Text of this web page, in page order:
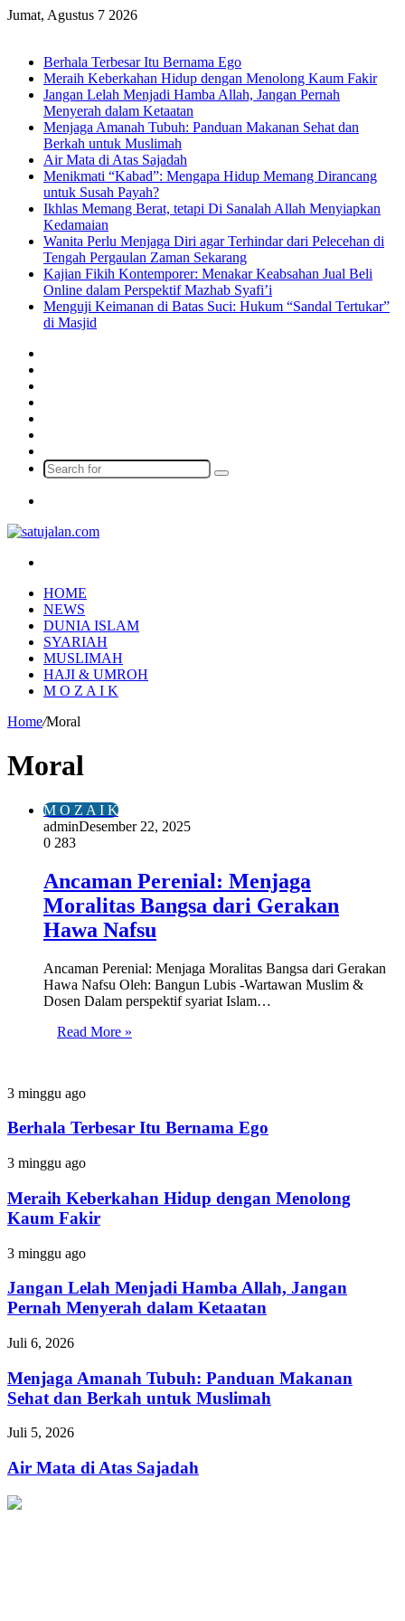
Jumat, Agustus 7 2026
Berhala Terbesar Itu Bernama Ego
Meraih Keberkahan Hidup dengan Menolong Kaum Fakir
Jangan Lelah Menjadi Hamba Allah, Jangan Pernah
Menyerah dalam Ketaatan
Menjaga Amanah Tubuh: Panduan Makanan Sehat dan
Berkah untuk Muslimah
Air Mata di Atas Sajadah
Menikmati “Kabad”: Mengapa Hidup Memang Dirancang
untuk Susah Payah?
Ikhlas Memang Berat, tetapi Di Sanalah Allah Menyiapkan
Kedamaian
Wanita Perlu Menjaga Diri agar Terhindar dari Pelecehan di
Tengah Pergaulan Zaman Sekarang
Kajian Fikih Kontemporer: Menakar Keabsahan Jual Beli
Online dalam Perspektif Mazhab Syafi’i
Menguji Keimanan di Batas Suci: Hukum “Sandal Tertukar”
di Masjid
Search
HOME
NEWS
DUNIA ISLAM
SYARIAH
MUSLIMAH
HAJI & UMROH
M O Z A I K
Home/Moral
Moral
M O Z A I K
adminDesember 22, 2025
0 283
Ancaman Perenial: Menjaga
Moralitas Bangsa dari Gerakan
Hawa Nafsu
Ancaman Perenial: Menjaga Moralitas Bangsa dari Gerakan
Hawa Nafsu Oleh: Bangun Lubis -Wartawan Muslim &
Dosen Dalam perspektif syariat Islam…
Read More »
Berhala
Itu
Ego
3 minggu ago
Berhala Terbesar Itu Bernama Ego
Meraih
Hidup
dengan
Menolong
Fakir
3 minggu ago
Meraih Keberkahan Hidup dengan Menolong
Kaum Fakir
Jangan
Menjadi
Hamba
Allah,
Pernah
dalam
Ketaatan
3 minggu ago
Jangan Lelah Menjadi Hamba Allah, Jangan
Pernah Menyerah dalam Ketaatan
Menjaga
Tubuh:
Panduan
Makanan
dan
untuk
Juli 6, 2026
Menjaga Amanah Tubuh: Panduan Makanan
Sehat dan Berkah untuk Muslimah
Air
di
Atas
Sajadah
Juli 5, 2026
Air Mata di Atas Sajadah